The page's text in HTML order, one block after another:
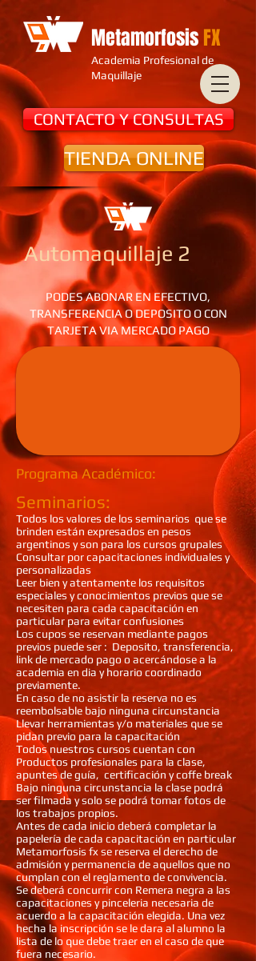
CONTACTO Y CONSULTAS
Metamorfosis FX
Academia Profesional de
Maquillaje
TIENDA ONLINE
Automaquillaje 2
PODES ABONAR EN EFECTIVO,
TRANSFERENCIA O DEPOSITO O CON
TARJETA VIA MERCADO PAGO
Programa Académico:
Seminarios:
Todos los valores de los seminarios que se
brinden están expresados en pesos
argentinos y son para los cursos grupales
Consultar por capacitaciones individuales y
personalizadas
Leer bien y atentamente los requisitos
especiales y conocimientos previos que se
necesiten para cada capacitación en
particular para evitar confusiones
Los cupos se reservan mediante pagos
previos puede ser : Deposito, transferencia,
link de mercado pago o acercándose a la
academia en dia y horario coordinado
previamente.
En caso de no asistir la reserva no es
reembolsable bajo ninguna circunstancia
Llevar herramientas y/o materiales que se
pidan previo para la capacitación
Todos nuestros cursos cuentan con
Productos profesionales para la clase,
apuntes de guía, certificación y coffe break
Bajo ninguna circunstancia la clase podrá
ser filmada y solo se podrá tomar fotos de
los trabajos propios.
Antes de cada inicio deberá completar la
papelería de cada capacitación en particular
Metamorfosis fx se reserva el derecho de
admisión y permanencia de aquellos que no
cumplan con el reglamento de convivencia.
Se deberá concurrir con Remera negra a las
capacitaciones y pinceleria necesaria de
acuerdo a la capacitación elegida. Una vez
hecha la inscripción se le dara al alumno la
lista de lo que debe traer en el caso de que
fuera necesario.